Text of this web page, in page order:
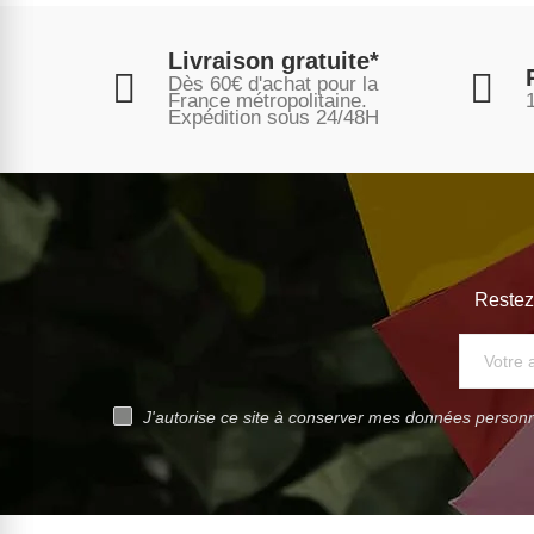
Livraison gratuite*
Dès 60€ d'achat pour la
France métropolitaine.
Expédition sous 24/48H
J'autorise ce site à conserver mes données